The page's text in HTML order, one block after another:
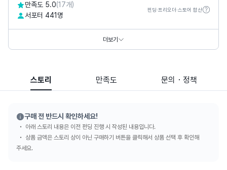
만족도 5.0(17개)
서포터 441명
펀딩·프리오더·스토어 합산
더보기
스토리 만족도 문의・정책
구매 전 반드시 확인하세요!
아래 스토리 내용은 이전 펀딩 진행 시 작성된 내용입니다.
상품 금액은 스토리 상이 아닌 구매하기 버튼을 클릭해서 상품 선택 후 확인해
주세요.